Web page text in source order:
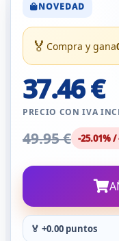
NOVEDAD
🏅 Compra y gana
37.46 €
PRECIO CON IVA
49.95 € -25.01% /
🏅 +0.00 puntos